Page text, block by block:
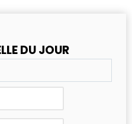
DU JOUR